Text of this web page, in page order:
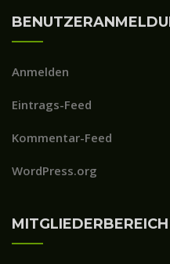
Anmelden
Eintrags-Feed
Kommentar-Feed
WordPress.org
MITGLIEDERBEREICH